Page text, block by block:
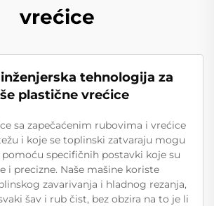
vrećice
tehnologija za
plastične vrećice
sa zapečaćenim rubovima i vrećice
i koje se toplinski zatvaraju mogu
pomoću specifičnih postavki koje su
i precizne. Naše mašine koriste
zavarivanja i hladnog rezanja,
šav i rub čist, bez obzira na to je li